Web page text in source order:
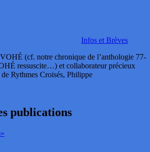
Infos et Brèves
(cf. notre chronique de l’anthologie 77-
ressuscite…) et collaborateur précieux
Rythmes Croisés, Philippe
publications
»